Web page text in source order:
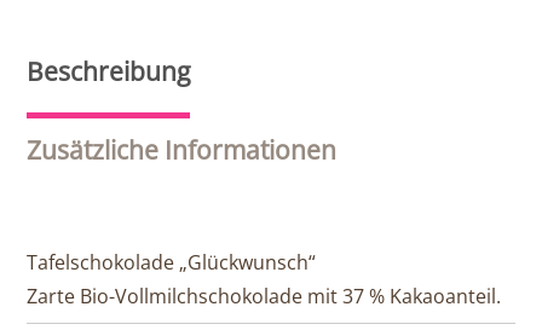
Beschreibung
Zusätzliche Informationen
Tafelschokolade „Glückwunsch“
Zarte Bio-Vollmilchschokolade mit 37 % Kakaoanteil.